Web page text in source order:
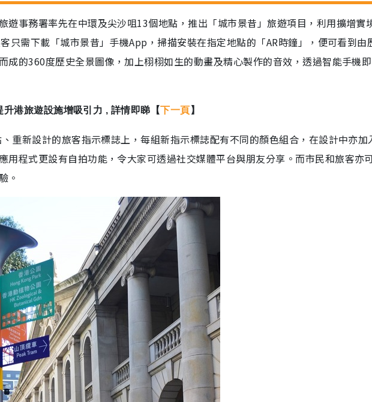
遊事務署率先在中環及尖沙咀13個地點，推出「城市景昔」旅遊項目，利用擴增實
客只需下載「城市景昔」手機App，掃描安裝在指定地點的「AR時鐘」，便可看到由
成的360度歷史全景圖像，加上栩栩如生的動畫及精心製作的音效，透過智能手機即
港旅遊設施增吸引力 , 詳情即睇【下一頁 】
、重新設計的旅客指示標誌上，每組新指示標誌配有不同的顏色組合，在設計中亦加
用程式更設有自拍功能，令大家可透過社交媒體平台與朋友分享。而市民和旅客亦
。